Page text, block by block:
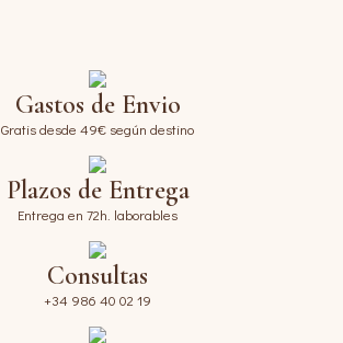
Gastos de Envio
Gratis desde 49€ según destino
Plazos de Entrega
Entrega en 72h. laborables
Consultas
+34 986 40 02 19